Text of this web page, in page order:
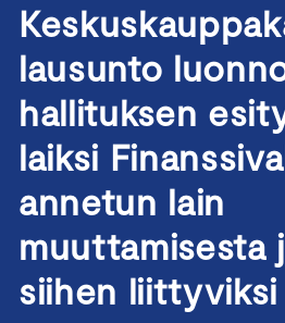
lausunto
hallituksen
laiksi
annetun lain
muuttamisesta
siihen liittyviksi